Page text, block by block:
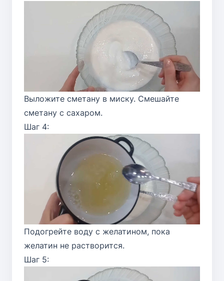
Выложите сметану в миску. Смешайте
сметану с сахаром.
Шаг 4:
Подогрейте воду с желатином, пока
желатин не растворится.
Шаг 5: